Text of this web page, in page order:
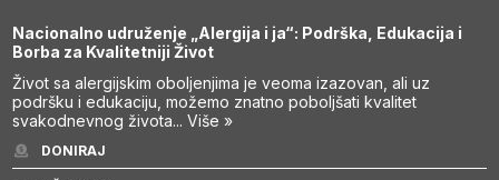
Nacionalno udruženje „Alergija i ja“: Podrška, Edukacija i
Borba za Kvalitetniji Život
Život sa alergijskim oboljenjima je veoma izazovan, ali uz
podršku i edukaciju, možemo znatno poboljšati kvalitet
svakodnevnog života...Više »
DONIRAJ